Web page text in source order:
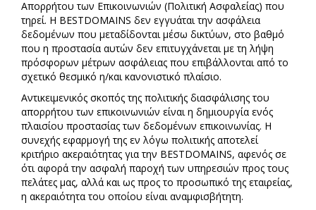
Απορρήτου των Επικοινωνιών (Πολιτική Ασφαλείας) που
τηρεί. Η BESTDOMAINS δεν εγγυάται την ασφάλεια
δεδομένων που μεταδίδονται μέσω δικτύων, στο βαθμό
που η προστασία αυτών δεν επιτυγχάνεται με τη λήψη
πρόσφορων μέτρων ασφάλειας που επιβάλλονται από το
σχετικό θεσμικό η/και κανονιστικό πλαίσιο.
Αντικειμενικός σκοπός της πολιτικής διασφάλισης του
απορρήτου των επικοινωνιών είναι η δημιουργία ενός
πλαισίου προστασίας των δεδομένων επικοινωνίας. H
συνεχής εφαρμογή της εν λόγω πολιτικής αποτελεί
κριτήριο ακεραιότητας για την BESTDOMAINS, αφενός σε
ότι αφορά την ασφαλή παροχή των υπηρεσιών προς τους
πελάτες μας, αλλά και ως προς το προσωπικό της εταιρείας,
η ακεραιότητα του οποίου είναι αναμφισβήτητη.